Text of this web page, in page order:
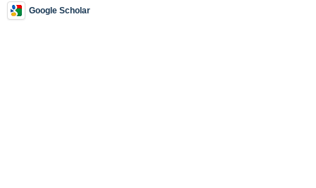
Google Scholar